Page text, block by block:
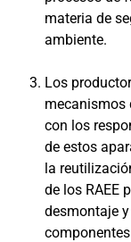
materia de
ambiente.
Los
mecanismos
con los
de estos
la
de los RAEE
desmontaje